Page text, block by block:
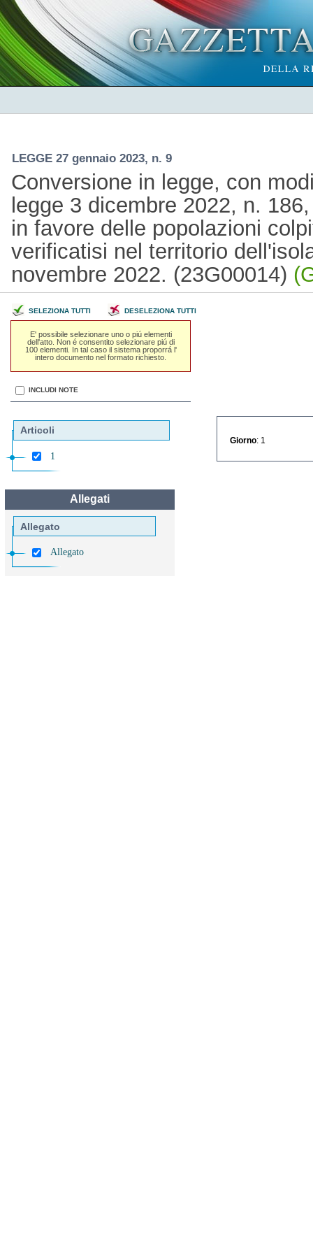
LEGGE 27 gennaio 2023, n. 9
Conversione in legge, con
legge 3 dicembre 2022, n.
in favore delle popolazioni
verificatisi nel territorio
novembre 2022. (23G00014)
SELEZIONA TUTTI DESELEZIONA TUTTI
E' possibile selezionare uno o piú elementi
dell'atto. Non é consentito selezionare piú di
100 elementi. In tal caso il sistema proporrá l'
intero documento nel formato richiesto.
INCLUDI NOTE
Articoli
1
Allegati
Allegato
Allegato
Giorno : 1